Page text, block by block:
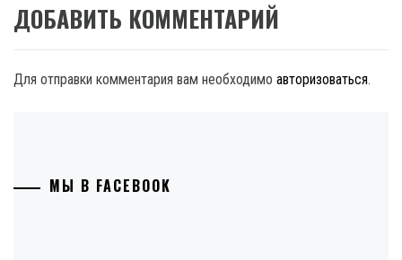
ДОБАВИТЬ КОММЕНТАРИЙ
Для отправки комментария вам необходимо авторизоваться.
МЫ В FACEBOOK